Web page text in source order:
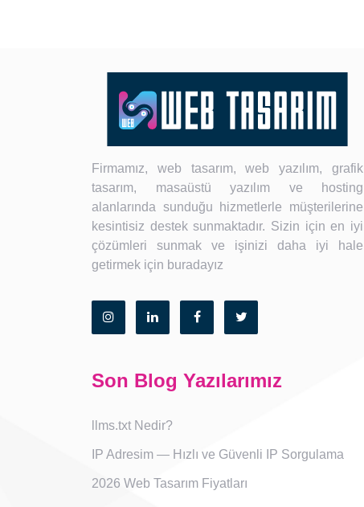
Firmamız, web tasarım, web yazılım, grafik
tasarım, masaüstü yazılım ve hosting
alanlarında sunduğu hizmetlerle müşterilerine
kesintisiz destek sunmaktadır. Sizin için en iyi
çözümleri sunmak ve işinizi daha iyi hale
getirmek için buradayız
Son Blog Yazılarımız
llms.txt Nedir?
IP Adresim — Hızlı ve Güvenli IP Sorgulama
2026 Web Tasarım Fiyatları